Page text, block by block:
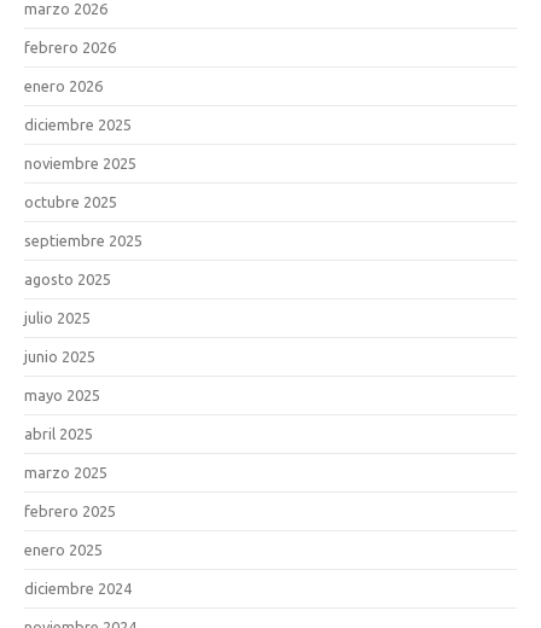
marzo 2026
febrero 2026
enero 2026
diciembre 2025
noviembre 2025
octubre 2025
septiembre 2025
agosto 2025
julio 2025
junio 2025
mayo 2025
abril 2025
marzo 2025
febrero 2025
enero 2025
diciembre 2024